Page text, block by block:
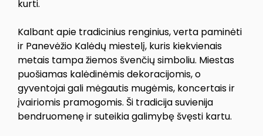
kurti.
Kalbant apie tradicinius renginius, verta paminėti
ir Panevėžio Kalėdų miestelį, kuris kiekvienais
metais tampa žiemos švenčių simboliu. Miestas
puošiamas kalėdinėmis dekoracijomis, o
gyventojai gali mėgautis mugėmis, koncertais ir
įvairiomis pramogomis. Ši tradicija suvienija
bendruomenę ir suteikia galimybę švęsti kartu.